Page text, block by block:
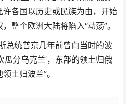
各国以历史或民族为由，开始
整个欧洲大陆将陷入“动荡”。
统普京几年前曾向当时的波
瓜分乌克兰’，东部的领土归俄
土归波兰”。